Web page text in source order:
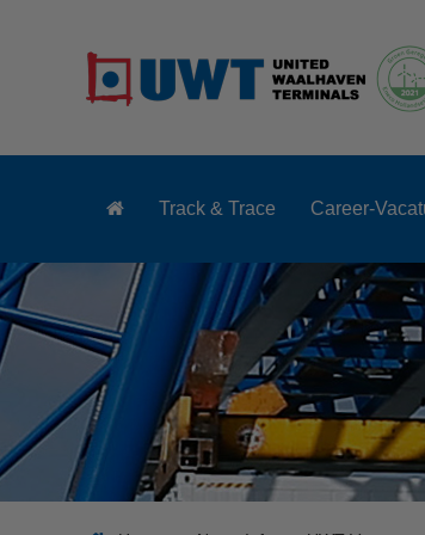
Track & Trace Career-